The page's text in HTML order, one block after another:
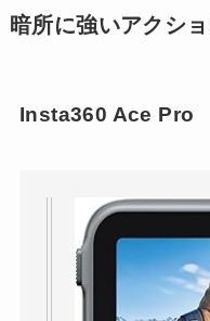
暗所に強いアクシ
Insta360 Ace Pro